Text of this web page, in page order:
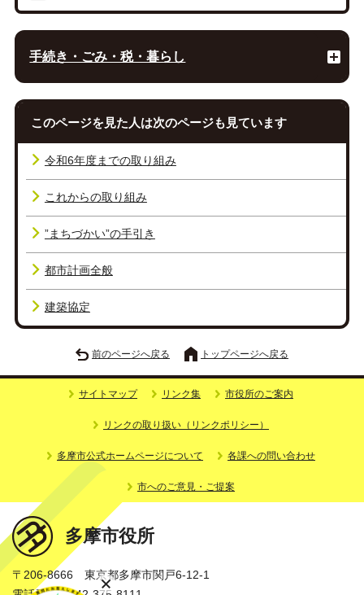
手続き・ごみ・税・暮らし
このページを見た人は次のページも見ています
令和6年度までの取り組み
これからの取り組み
”まちづかい”の手引き
都市計画全般
建築協定
前のページへ戻る トップページへ戻る
サイトマップ リンク集 市役所のご案内
リンクの取り扱い（リンクポリシー）
多摩市公式ホームページについて 各課への問い合わせ
市へのご意見・ご提案
多摩市役所
〒206-8666 東京都多摩市関戸6-12-1